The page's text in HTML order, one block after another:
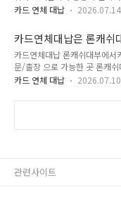
일단 업체선정 입니다! 길거리
러내려면 아주 쉬운 방법으로
겠습니다. 또한 블로그가 관련
아시게 될겁니다. 왜냐하면 고
체 5일이상 되시면 어려워지
카드대납하시는 분들은 선결제
습니다.선결제보다는 연체가
분들도 상황이 좋다면 처리가
건이 되기 때문이겠죠?​2. 카드
카드 연체 대납 2026.07.14
카드연체대납은 론캐쉬
카드연체대납 론캐쉬대부에서
문/출장 으로 가능한 곳 론캐
하시거나 근무중에도 출장 언
경기쪽은 일정금액 이상이시
른 처리 가능합니다~​​카드연체
카드 연체 대납 2026.07.10
관련사이트